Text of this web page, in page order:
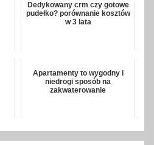
Dedykowany crm czy gotowe
pudełko? porównanie kosztów
w 3 lata
Apartamenty to wygodny i
niedrogi sposób na
zakwaterowanie